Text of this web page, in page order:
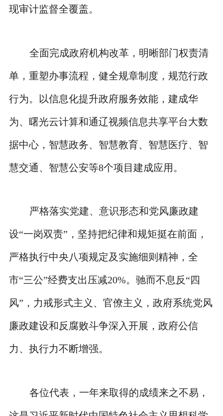
现审计监督全覆盖。
全面完成政府机构改革，明晰部门权责清
单，重塑办事流程，健全规章制度，规范行政
行为。以信息化提升政府服务效能，建成华
为、曙光云计算和通辽视频信息共享平台大数
据中心，智慧政务、智慧教育、智慧医疗、智
慧交通、智慧公安等8个项目建成应用。
严格落实党建、意识形态和党风廉政建
设“一岗双责”，坚持把纪律和规矩挺在前面，
严格执行中央八项规定及实施细则精神，全
市“三公”经费支出压减20%。驰而不息反“四
风”，力戒形式主义、官僚主义，政府系统党风
廉政建设和反腐败斗争深入开展，政府公信
力、执行力不断增强。
各位代表，一年来取得的成绩来之不易，